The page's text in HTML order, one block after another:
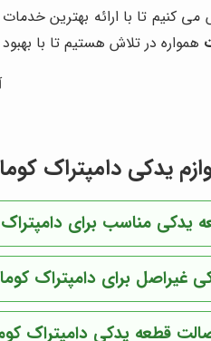
می کنیم تا با ارائه بهترین
همواره در تلاش هستیم تا با
یدکی دامپتراک
یدکی مناسب برای دامپتراک
غیراصل برای دامپتراک
قطعه یدکی دامپتراک